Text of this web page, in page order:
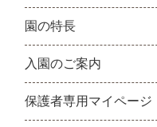
園の特長
入園のご案内
保護者専用マイページ